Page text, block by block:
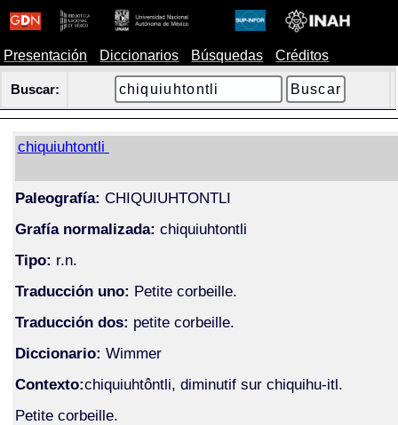
Presentación Diccionarios Búsquedas Créditos
Buscar:
chiquiuhtontli
Paleografía: CHIQUIUHTONTLI
Grafía normalizada: chiquiuhtontli
Tipo: r.n.
Traducción uno: Petite corbeille.
Traducción dos: petite corbeille.
Diccionario: Wimmer
Contexto:chiquiuhtôntli, diminutif sur chiquihu-itl.
Petite corbeille.